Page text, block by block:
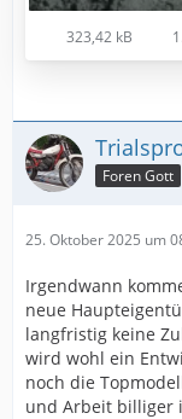
323,42 kB
Foren Gott
25. Oktober 2025 um
Irgendwann
neue
langfristig keine
wird wohl ein
noch die
und Arbeit billiger